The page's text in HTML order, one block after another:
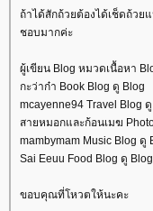
ถ้าได้สักถ้วยต้องได้เช็ดถ้วย
ชอบมากค่ะ
ผู้เขียน Blog หมวดเนื้อหา
กะว่าก๋า Book Blog ดู Blog
mcayenne94 Travel Blog
สายหมอกและก้อนเมฆ
mambymam Music Blog ดู
Sai Eeuu Food Blog ดู Blog
ขอบคุณที่โหวตให้นะคะ